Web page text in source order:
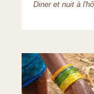
Diner et nuit à